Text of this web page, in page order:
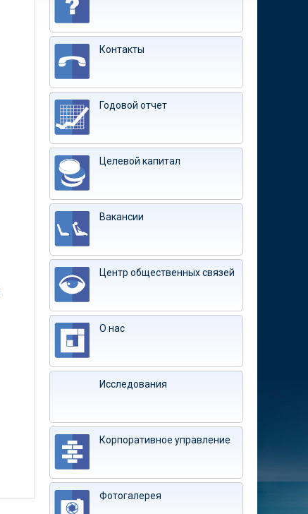
Контакты
Годовой отчет
Целевой капитал
Вакансии
Центр общественных связей
О нас
Исследования
Корпоративное управление
Фотогалерея